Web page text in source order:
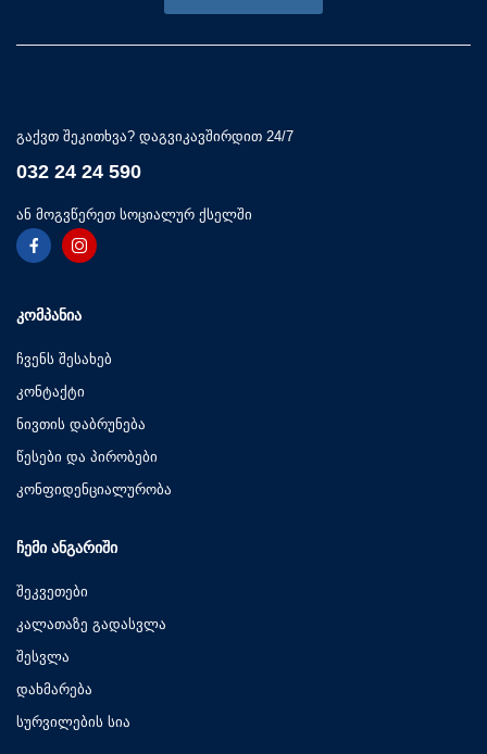
გაქვთ შეკითხვა? დაგვიკავშირდით 24/7
032 24 24 590
ან მოგვწერეთ სოციალურ ქსელში
ᲙᲝᲛᲞᲐᲜᲘᲐ
ჩვენს შესახებ
კონტაქტი
ნივთის დაბრუნება
წესები და პირობები
კონფიდენციალურობა
ᲩᲔᲛᲘ ᲐᲜᲒᲐᲠᲘᲨᲘ
შეკვეთები
კალათაზე გადასვლა
შესვლა
დახმარება
სურვილების სია